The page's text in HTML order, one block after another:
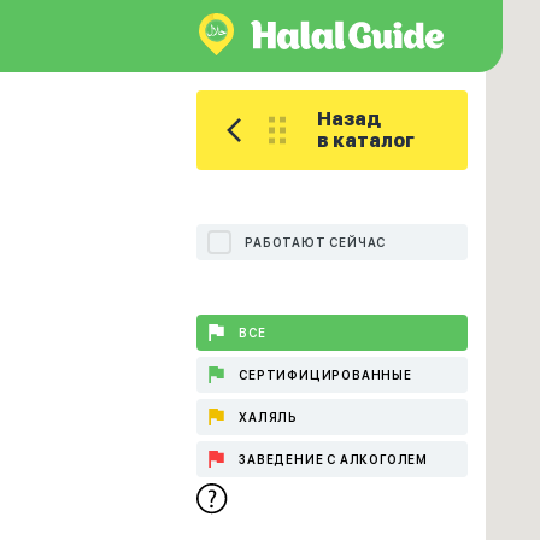
Назад
в каталог
РАБОТАЮТ СЕЙЧАС
ВСЕ
СЕРТИФИЦИРОВАННЫЕ
ХАЛЯЛЬ
ЗАВЕДЕНИЕ С АЛКОГОЛЕМ